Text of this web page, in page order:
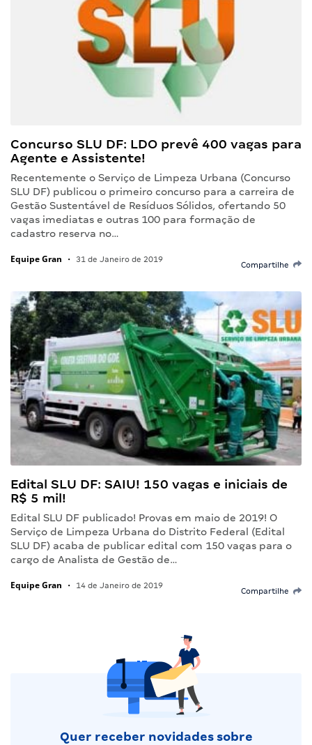
Concurso SLU DF: LDO prevê 400 vagas para
Agente e Assistente!
Recentemente o Serviço de Limpeza Urbana (Concurso
SLU DF) publicou o primeiro concurso para a carreira de
Gestão Sustentável de Resíduos Sólidos, ofertando 50
vagas imediatas e outras 100 para formação de
cadastro reserva no…
Equipe Gran • 31 de Janeiro de 2019
Compartilhe
Edital SLU DF: SAIU! 150 vagas e iniciais de
R$ 5 mil!
Edital SLU DF publicado! Provas em maio de 2019! O
Serviço de Limpeza Urbana do Distrito Federal (Edital
SLU DF) acaba de publicar edital com 150 vagas para o
cargo de Analista de Gestão de…
Equipe Gran • 14 de Janeiro de 2019
Compartilhe
Quer receber novidades sobre